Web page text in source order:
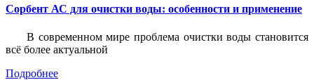
Сорбент АС для очистки воды: особенности и применение
В современном мире проблема очистки воды становится
всё более актуальной
Подробнее